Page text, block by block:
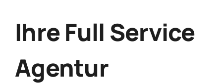
Ihre Full Service
Agentur